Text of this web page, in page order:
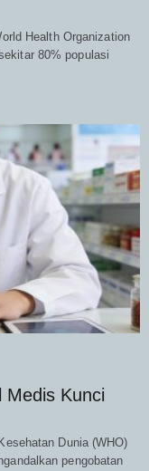
Health Organization
80% populasi
Medis Kunci
Dunia (WHO)
pengobatan